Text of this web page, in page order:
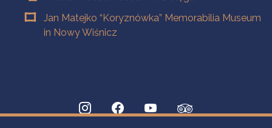
Jan Matejko “Koryznówka” Memorabilia Museum
in Nowy Wiśnicz